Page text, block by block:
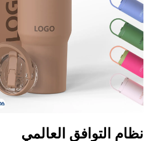
نظام التوافق العالمي